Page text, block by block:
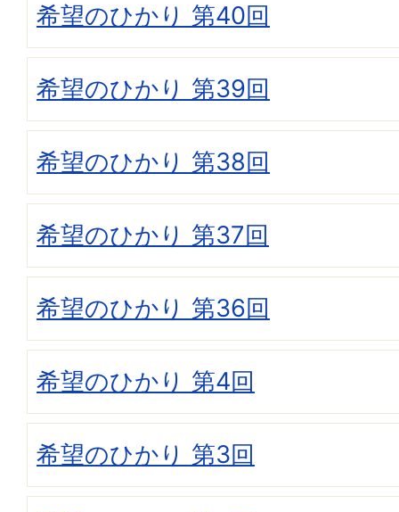
希望のひかり 第40回
希望のひかり 第39回
希望のひかり 第38回
希望のひかり 第37回
希望のひかり 第36回
希望のひかり 第4回
希望のひかり 第3回